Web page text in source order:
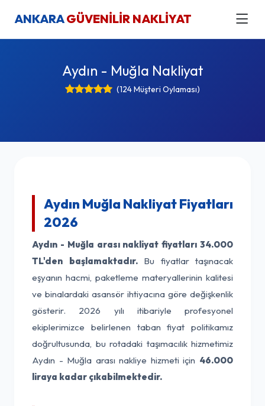
ANKARAGÜVENİLİR NAKLİYAT
Aydın - Muğla Nakliyat
(124 Müşteri Oylaması)
Aydın Muğla Nakliyat Fiyatları
2026
Aydın - Muğla arası nakliyat fiyatları 34.000
TL'den başlamaktadır.Bu fiyatlar taşınacak
eşyanın hacmi, paketleme materyallerinin kalitesi
ve binalardaki asansör ihtiyacına göre değişkenlik
gösterir. 2026 yılı itibariyle profesyonel
ekiplerimizce belirlenen taban fiyat politikamız
doğrultusunda, bu rotadaki taşımacılık hizmetimiz
Aydın - Muğla arası nakliye hizmeti için 46.000
liraya kadar çıkabilmektedir.